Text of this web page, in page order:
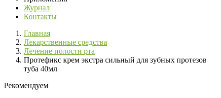
Журнал
Контакты
Главная
Лекарственные средства
Лечение полости рта
Протефикс крем экстра сильный для зубных протезов
туба 40мл
Рекомендуем